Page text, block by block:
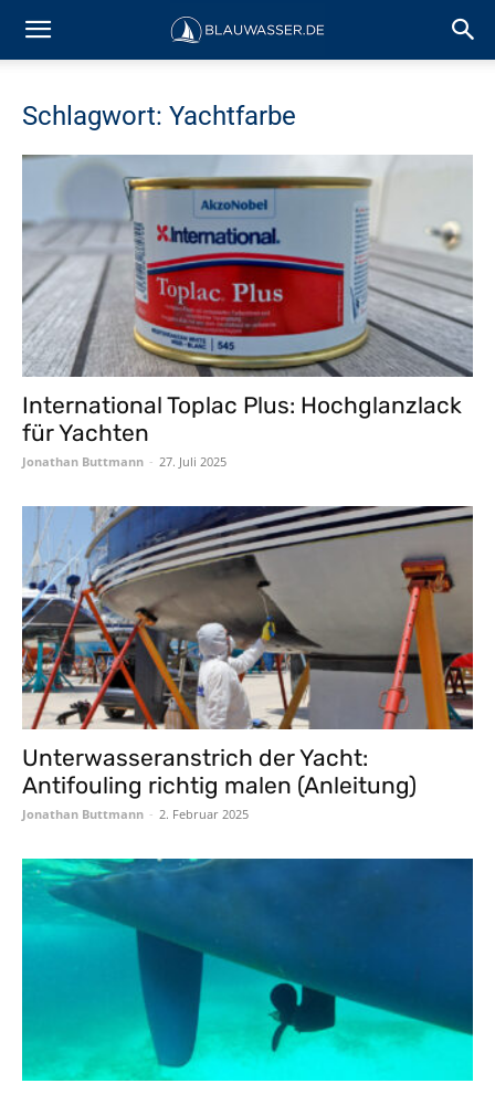
Schlagwort: Yachtfarbe
International Toplac Plus: Hochglanzlack
für Yachten
Jonathan Buttmann - 27. Juli 2025
Unterwasseranstrich der Yacht:
Antifouling richtig malen (Anleitung)
Jonathan Buttmann - 2. Februar 2025